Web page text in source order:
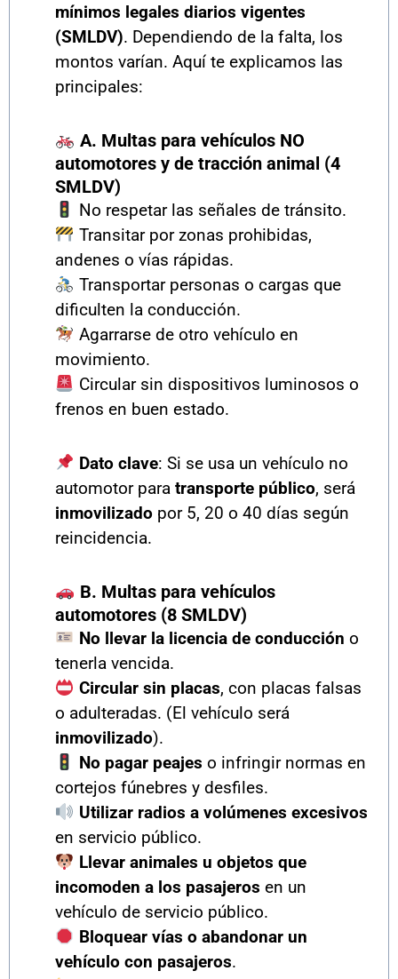
mínimos legales diarios vigentes
(SMLDV). Dependiendo de la falta, los
montos varían. Aquí te explicamos las
principales:
A. Multas para vehículos NO
automotores y de tracción animal (4
SMLDV)
No respetar las señales de tránsito.
Transitar por zonas prohibidas,
andenes o vías rápidas.
Transportar personas o cargas que
dificulten la conducción.
Agarrarse de otro vehículo en
movimiento.
Circular sin dispositivos luminosos o
frenos en buen estado.
Dato clave: Si se usa un vehículo no
automotor para transporte público, será
inmovilizado por 5, 20 o 40 días según
reincidencia.
B. Multas para vehículos
automotores (8 SMLDV)
No llevar la licencia de conducción o
tenerla vencida.
Circular sin placas, con placas falsas
o adulteradas. (El vehículo será
inmovilizado).
No pagar peajes o infringir normas en
cortejos fúnebres y desfiles.
Utilizar radios a volúmenes excesivos
en servicio público.
Llevar animales u objetos que
incomoden a los pasajeros en un
vehículo de servicio público.
Bloquear vías o abandonar un
vehículo con pasajeros.